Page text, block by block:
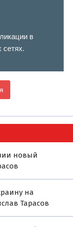
в
сетях.
новый
на
Тарасов